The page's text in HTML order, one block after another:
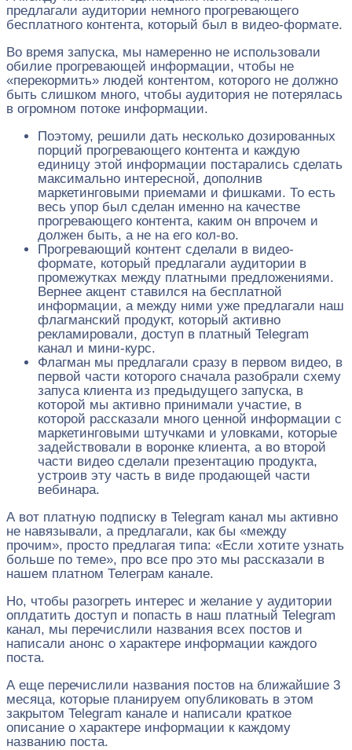
предлагали аудитории немного прогревающего
бесплатного контента, который был в видео-формате.
Во время запуска, мы намеренно не использовали
обилие прогревающей информации, чтобы не
«перекормить» людей контентом, которого не должно
быть слишком много, чтобы аудитория не потерялась
в огромном потоке информации.
Поэтому, решили дать несколько дозированных
порций прогревающего контента и каждую
единицу этой информации постарались сделать
максимально интересной, дополнив
маркетинговыми приемами и фишками. То есть
весь упор был сделан именно на качестве
прогревающего контента, каким он впрочем и
должен быть, а не на его кол-во.
Прогревающий контент сделали в видео-
формате, который предлагали аудитории в
промежутках между платными предложениями.
Вернее акцент ставился на бесплатной
информации, а между ними уже предлагали наш
флагманский продукт, который активно
рекламировали, доступ в платный Telegram
канал и мини-курс.
Флагман мы предлагали сразу в первом видео, в
первой части которого сначала разобрали схему
запуса клиента из предыдущего запуска, в
которой мы активно принимали участие, в
которой рассказали много ценной информации с
маркетинговыми штучками и уловками, которые
задействовали в воронке клиента, а во второй
части видео сделали презентацию продукта,
устроив эту часть в виде продающей части
вебинара.
А вот платную подписку в Telegram канал мы активно
не навязывали, а предлагали, как бы «между
прочим», просто предлагая типа: «Если хотите узнать
больше по теме», про все про это мы рассказали в
нашем платном Телеграм канале.
Но, чтобы разогреть интерес и желание у аудитории
оплдатить доступ и попасть в наш платный Telegram
канал, мы перечислили названия всех постов и
написали анонс о характере информации каждого
поста.
А еще перечислили названия постов на ближайшие 3
месяца, которые планируем опубликовать в этом
закрытом Telegram канале и написали краткое
описание о характере информации к каждому
названию поста.